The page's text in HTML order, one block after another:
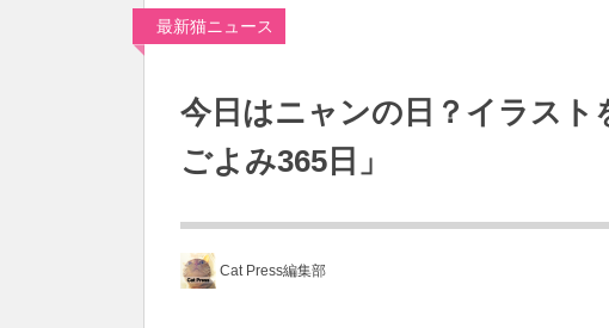
最新猫ニュース
今日はニャンの日？イラス
ごよみ365日」
Cat Press編集部